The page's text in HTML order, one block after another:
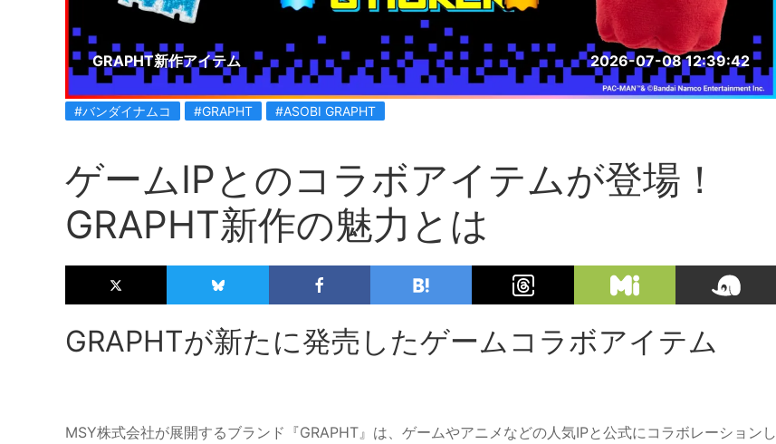
GRAPHT新作アイテム 2026-07-08 12:39:42
#バンダイナムコ #GRAPHT #ASOBI GRAPHT
ゲームIPとのコラボアイテムが登場！
GRAPHT新作の魅力とは
GRAPHTが新たに発売したゲームコラボアイテム
MSY株式会社が展開するブランド『GRAPHT』は、ゲームやアニメなどの人気IPと公式にコラボレーションし